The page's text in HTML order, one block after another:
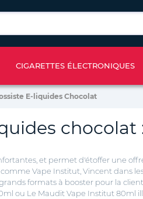
CIGARETTES ÉLECTRONIQUES
E-liquides Chocolat
et permet d'étoffer une
Vape Institut, Vincent dans
formats à booster pour la
ou Le Maudit Vape Institut